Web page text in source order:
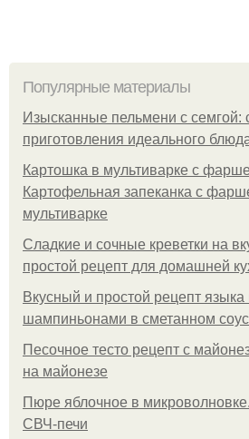
Популярные материалы
Изысканные пельмени с семгой:
приготовления идеального
Картошка в мультиварке с
Картофельная запеканка с
мультиварке
Сладкие и сочные креветки на
простой рецепт для домашней
Вкусный и простой рецепт языка
шампиньонами в сметанном
Песочное тесто рецепт с
на майонезе
Пюре яблочное в
СВЧ-печи